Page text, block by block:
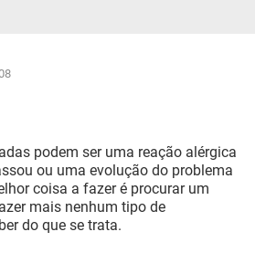
podem ser uma reação alérgica
ou uma evolução do problema
coisa a fazer é procurar um
mais nenhum tipo de
do que se trata.